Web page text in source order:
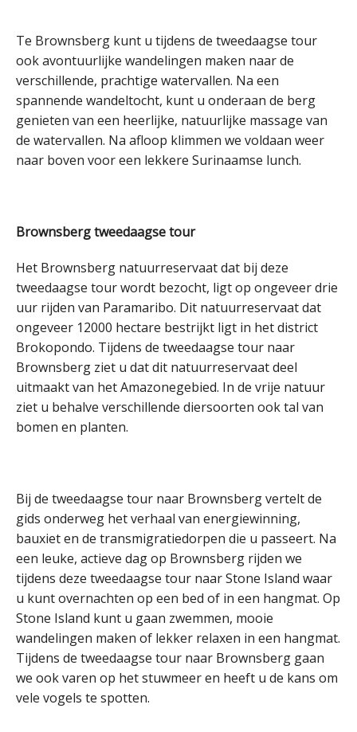
Te Brownsberg kunt u tijdens de tweedaagse tour
ook avontuurlijke wandelingen maken naar de
verschillende, prachtige watervallen. Na een
spannende wandeltocht, kunt u onderaan de berg
genieten van een heerlijke, natuurlijke massage van
de watervallen. Na afloop klimmen we voldaan weer
naar boven voor een lekkere Surinaamse lunch.
Brownsberg tweedaagse tour
Het Brownsberg natuurreservaat dat bij deze
tweedaagse tour wordt bezocht, ligt op ongeveer drie
uur rijden van Paramaribo. Dit natuurreservaat dat
ongeveer 12000 hectare bestrijkt ligt in het district
Brokopondo. Tijdens de tweedaagse tour naar
Brownsberg ziet u dat dit natuurreservaat deel
uitmaakt van het Amazonegebied. In de vrije natuur
ziet u behalve verschillende diersoorten ook tal van
bomen en planten.
Bij de tweedaagse tour naar Brownsberg vertelt de
gids onderweg het verhaal van energiewinning,
bauxiet en de transmigratiedorpen die u passeert. Na
een leuke, actieve dag op Brownsberg rijden we
tijdens deze tweedaagse tour naar Stone Island waar
u kunt overnachten op een bed of in een hangmat. Op
Stone Island kunt u gaan zwemmen, mooie
wandelingen maken of lekker relaxen in een hangmat.
Tijdens de tweedaagse tour naar Brownsberg gaan
we ook varen op het stuwmeer en heeft u de kans om
vele vogels te spotten.